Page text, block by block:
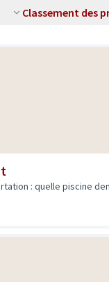
Classement des
: quelle piscine